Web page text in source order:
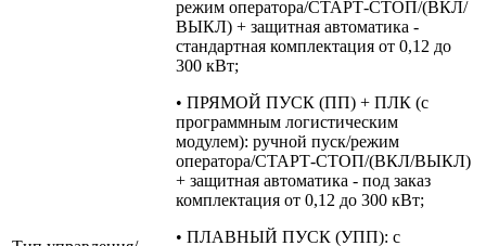
режим оператора/СТАРТ-СТОП/(ВКЛ/
ВЫКЛ) + защитная автоматика -
стандартная комплектация от 0,12 до
300 кВт;
• ПРЯМОЙ ПУСК (ПП) + ПЛК (с
программным логистическим
модулем): ручной пуск/режим
оператора/СТАРТ-СТОП/(ВКЛ/ВЫКЛ)
+ защитная автоматика - под заказ
комплектация от 0,12 до 300 кВт;
• ПЛАВНЫЙ ПУСК (УПП): с